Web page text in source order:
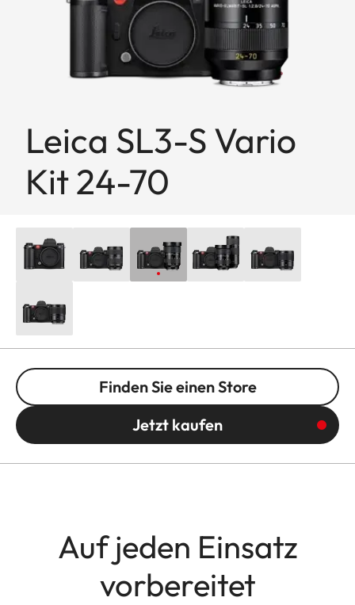
Leica SL3-S Vario
Kit 24-70
Finden Sie einen Store
Jetzt kaufen
Auf jeden Einsatz
vorbereitet